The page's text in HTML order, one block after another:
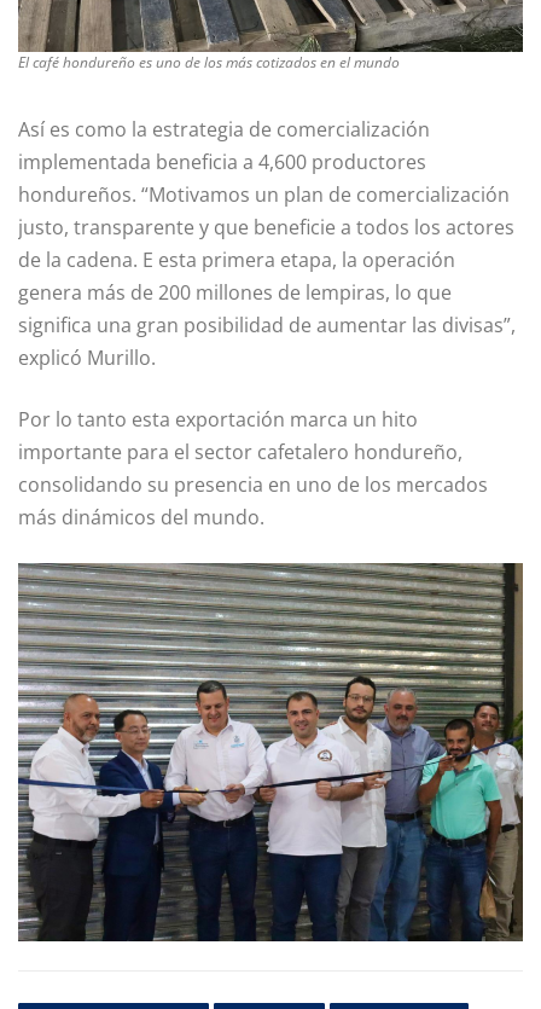
El café hondureño es uno de los más cotizados en el mundo
Así es como la estrategia de comercialización
implementada beneficia a 4,600 productores
hondureños. “Motivamos un plan de comercialización
justo, transparente y que beneficie a todos los actores
de la cadena. E esta primera etapa, la operación
genera más de 200 millones de lempiras, lo que
significa una gran posibilidad de aumentar las divisas”,
explicó Murillo.
Por lo tanto esta exportación marca un hito
importante para el sector cafetalero hondureño,
consolidando su presencia en uno de los mercados
más dinámicos del mundo.